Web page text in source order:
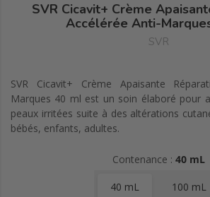
SVR Cicavit+ Crème
Accélérée Anti-
SVR
SVR Cicavit+ Crème Apaisante
Marques 40 ml est un soin élaboré pour
peaux irritées suite à des altérations
bébés, enfants, adultes.
rougeurs, elle offre une action anti-
Contenance : 40 mL
40 mL 100 mL